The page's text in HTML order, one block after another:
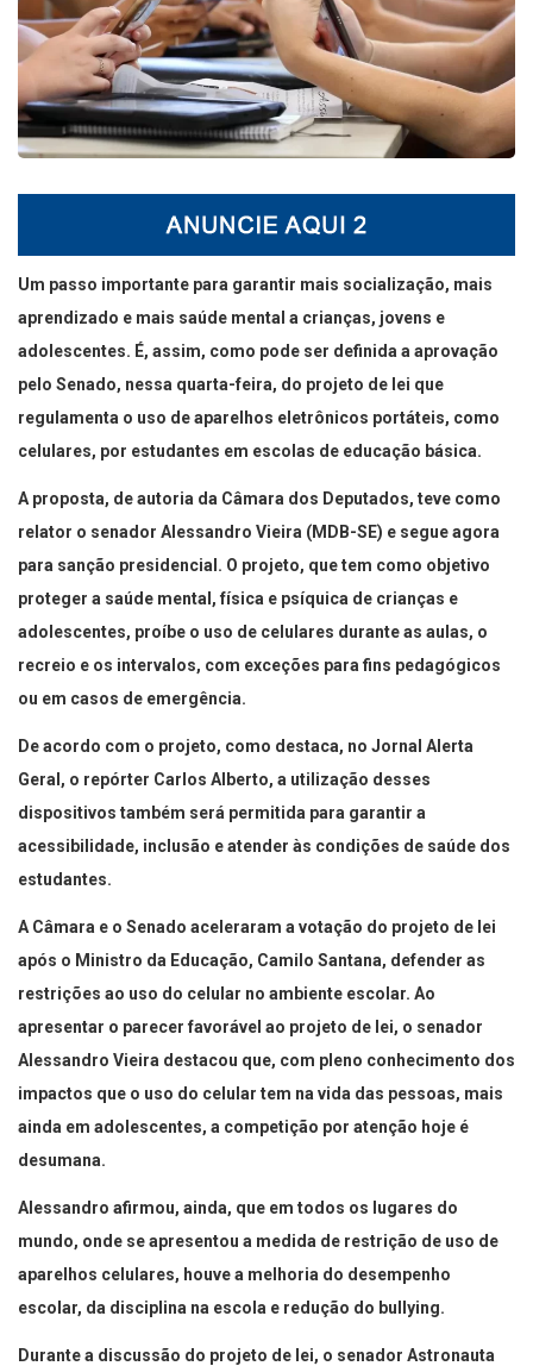
Um passo importante para garantir mais socialização, mais
aprendizado e mais saúde mental a crianças, jovens e
adolescentes. É, assim, como pode ser definida a aprovação
pelo Senado, nessa quarta-feira, do projeto de lei que
regulamenta o uso de aparelhos eletrônicos portáteis, como
celulares, por estudantes em escolas de educação básica.
A proposta, de autoria da Câmara dos Deputados, teve como
relator o senador Alessandro Vieira (MDB-SE) e segue agora
para sanção presidencial. O projeto, que tem como objetivo
proteger a saúde mental, física e psíquica de crianças e
adolescentes, proíbe o uso de celulares durante as aulas, o
recreio e os intervalos, com exceções para fins pedagógicos
ou em casos de emergência.
De acordo com o projeto, como destaca, no Jornal Alerta
Geral, o repórter Carlos Alberto, a utilização desses
dispositivos também será permitida para garantir a
acessibilidade, inclusão e atender às condições de saúde dos
estudantes.
A Câmara e o Senado aceleraram a votação do projeto de lei
após o Ministro da Educação, Camilo Santana, defender as
restrições ao uso do celular no ambiente escolar. Ao
apresentar o parecer favorável ao projeto de lei, o senador
Alessandro Vieira destacou que, com pleno conhecimento dos
impactos que o uso do celular tem na vida das pessoas, mais
ainda em adolescentes, a competição por atenção hoje é
desumana.
Alessandro afirmou, ainda, que em todos os lugares do
mundo, onde se apresentou a medida de restrição de uso de
aparelhos celulares, houve a melhoria do desempenho
escolar, da disciplina na escola e redução do bullying.
Durante a discussão do projeto de lei, o senador Astronauta